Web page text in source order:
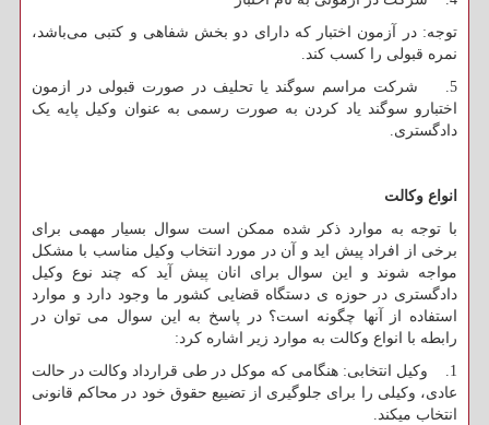
توجه: در آزمون اختبار که دارای دو بخش شفاهی و کتبی می‌باشد،
نمره قبولی را کسب کند.
5. شرکت مراسم سوگند یا تحلیف در صورت قبولی در ازمون
اختبارو سوگند یاد کردن به صورت رسمی به عنوان وکیل پایه یک
دادگستری.
انواع وکالت
با توجه به موارد ذکر شده ممکن است سوال بسیار مهمی برای
برخی از افراد پیش اید و آن در مورد انتخاب وکیل مناسب با مشکل
مواجه شوند و این سوال برای انان پیش آید که چند نوع وکیل
دادگستری در حوزه ی دستگاه قضایی کشور ما وجود دارد و موارد
استفاده از آنها چگونه است؟ در پاسخ به این سوال می توان در
رابطه با انواع وکالت به موارد زیر اشاره کرد:
1. وکیل انتخابی: هنگامی که موکل در طی قرارداد وکالت در حالت
عادی، وکیلی را برای جلوگیری از تضییع حقوق خود در محاکم قانونی
انتخاب میکند.